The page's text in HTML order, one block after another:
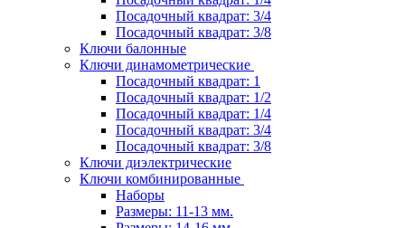
Посадочный квадрат: 3/4
Посадочный квадрат: 3/8
Ключи балонные
Ключи динамометрические
Посадочный квадрат: 1
Посадочный квадрат: 1/2
Посадочный квадрат: 1/4
Посадочный квадрат: 3/4
Посадочный квадрат: 3/8
Ключи диэлектрические
Ключи комбинированные
Наборы
Размеры: 11-13 мм.